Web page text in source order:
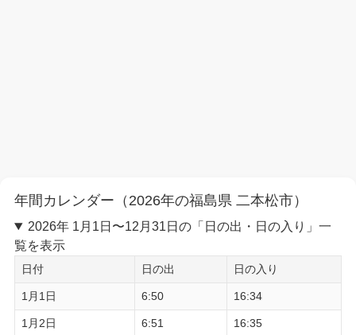
年間カレンダー（2026年の福島県 二本松市）
2026年 1月1日〜12月31日の「日の出・日の入り」一
覧を表示
日付 日の出 日の入り
1月1日 6:50 16:34
1月2日 6:51 16:35